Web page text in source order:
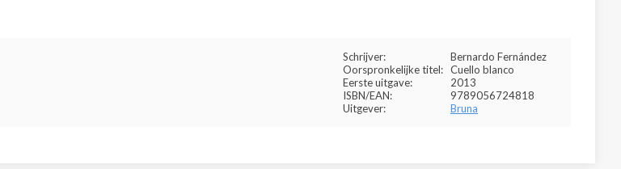
Schrijver:
Bernardo Fernández
Oorspronkelijke titel: Cuello blanco
Eerste uitgave:
2013
ISBN/EAN:
9789056724818
Uitgever:
Bruna